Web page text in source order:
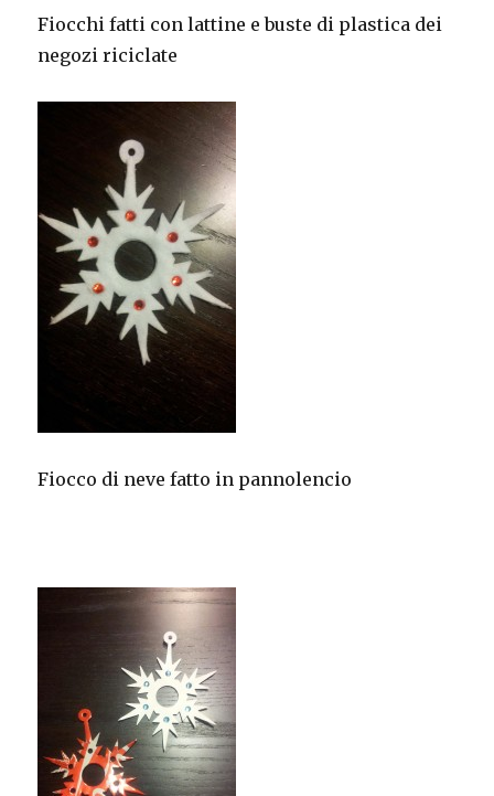
Fiocchi fatti con lattine e buste di plastica dei
negozi riciclate
Fiocco di neve fatto in pannolencio